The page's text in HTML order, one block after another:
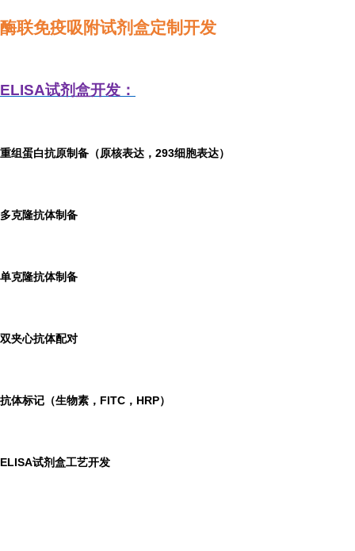
酶联免疫吸附试剂盒定制开发
ELISA试剂盒开发：
重组蛋白抗原制备（原核表达，293细胞表达）
多克隆抗体制备
单克隆抗体制备
双夹心抗体配对
抗体标记（生物素，FITC，HRP）
ELISA试剂盒工艺开发